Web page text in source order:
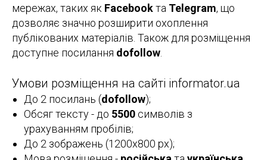
мережах, таких як Facebookта Telegram, що
дозволяє значно розширити охоплення
публікованих матеріалів. Також для розміщення
доступне посилання dofollow
Умови розміщення на сайті informator.ua
До 2 посилань (dofollow);
Обсяг тексту - до 5500 символів з
урахуванням пробілів;
До 2 зображень (1200х800 px);